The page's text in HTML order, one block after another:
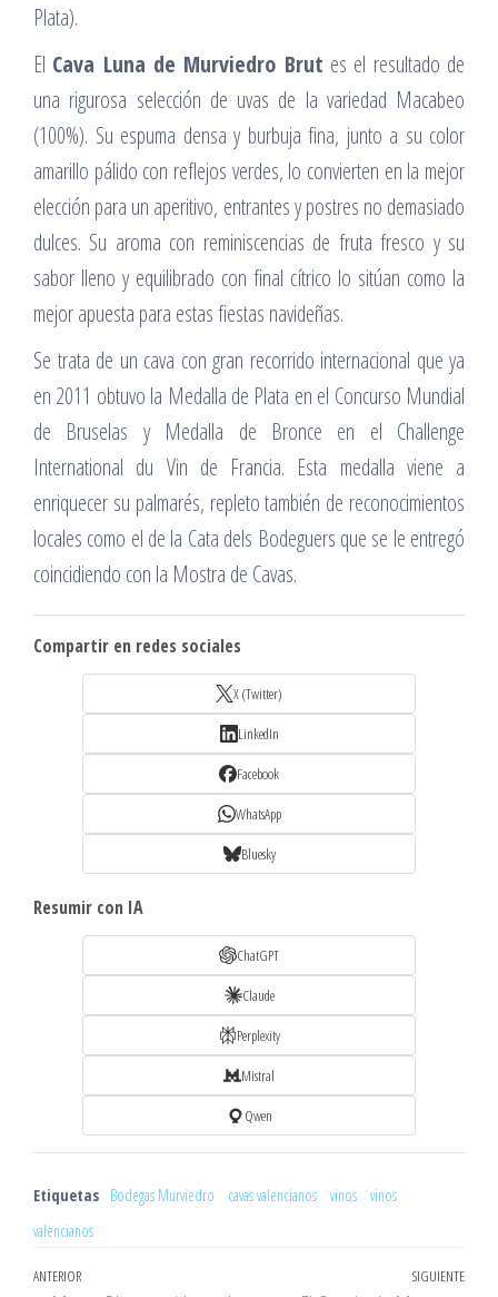
Plata).
El Cava Luna de Murviedro Brut es el resultado de
una rigurosa selección de uvas de la variedad Macabeo
(100%). Su espuma densa y burbuja fina, junto a su color
amarillo pálido con reflejos verdes, lo convierten en la mejor
elección para un aperitivo, entrantes y postres no demasiado
dulces. Su aroma con reminiscencias de fruta fresco y su
sabor lleno y equilibrado con final cítrico lo sitúan como la
mejor apuesta para estas fiestas navideñas.
Se trata de un cava con gran recorrido internacional que ya
en 2011 obtuvo la Medalla de Plata en el Concurso Mundial
de Bruselas y Medalla de Bronce en el Challenge
International du Vin de Francia. Esta medalla viene a
enriquecer su palmarés, repleto también de reconocimientos
locales como el de la Cata dels Bodeguers que se le entregó
coincidiendo con la Mostra de Cavas.
Compartir en redes sociales
X (Twitter)
LinkedIn
Facebook
WhatsApp
Bluesky
Resumir con IA
ChatGPT
Claude
Perplexity
Mistral
Qwen
Etiquetas Bodegas Murviedro cavas valencianos vinos
vinos
valencianos
Navegación
Entrada
ANTERIOR SIGUIENTE